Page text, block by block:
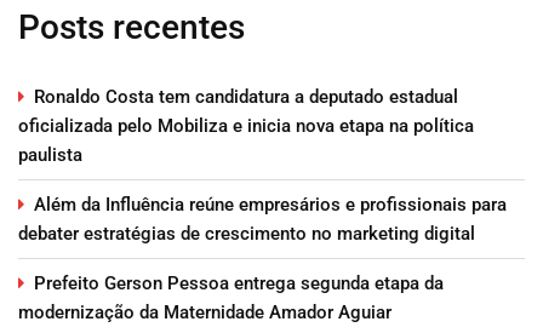
Posts recentes
Ronaldo Costa tem candidatura a deputado estadual
oficializada pelo Mobiliza e inicia nova etapa na política
paulista
Além da Influência reúne empresários e profissionais para
debater estratégias de crescimento no marketing digital
Prefeito Gerson Pessoa entrega segunda etapa da
modernização da Maternidade Amador Aguiar